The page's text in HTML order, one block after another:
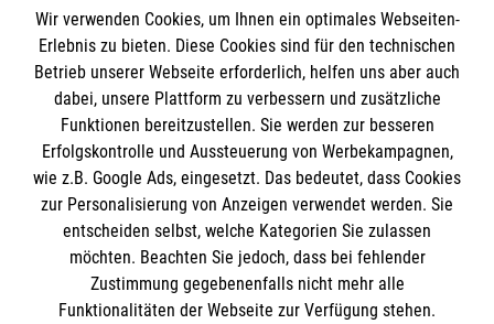
Empfänger: Malteser Hilfsdienst e.V.
IBAN: DE10 3706 0120 1201 2000 12
BIC: GENODED 1PA7
Wir verwenden Cookies, um Ihnen ein optimales Webseiten-
Erlebnis zu bieten. Diese Cookies sind für den technischen
Betrieb unserer Webseite erforderlich, helfen uns aber auch
dabei, unsere Plattform zu verbessern und zusätzliche
Funktionen bereitzustellen. Sie werden zur besseren
Erfolgskontrolle und Aussteuerung von Werbekampagnen,
wie z.B. Google Ads, eingesetzt. Das bedeutet, dass Cookies
zur Personalisierung von Anzeigen verwendet werden. Sie
entscheiden selbst, welche Kategorien Sie zulassen
möchten. Beachten Sie jedoch, dass bei fehlender
Zustimmung gegebenenfalls nicht mehr alle
Funktionalitäten der Webseite zur Verfügung stehen.